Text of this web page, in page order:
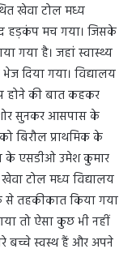
खेवा टोल मध्य
हड़कंप मच गया। जिसके
गया है। जहां स्वास्थ्य
दिया गया। विद्यालय
होने की बात कहकर
सुनकर आसपास के
बिरौल प्राथमिक के
के एसडीओ उमेश कुमार
टोल मध्य विद्यालय
से तहकीकात किया गया
तो ऐसा कुछ भी नहीं
बच्चे स्वस्थ हैं और अपने